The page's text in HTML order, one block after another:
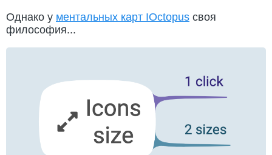
Однако у ментальных карт IOctopus своя
философия...